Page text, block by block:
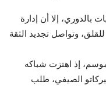
بالدوري، إلا أن إدارة
وتواصل تجديد الثقة
إذ اهتزت شباكه
الصيفي، طلب